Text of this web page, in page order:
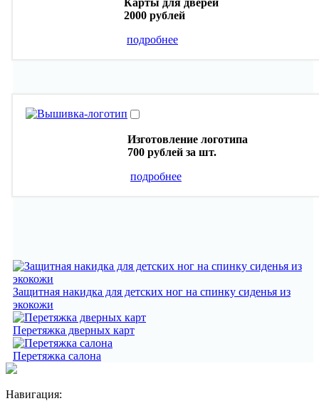
Карты для дверей
2000 рублей
подробнее
Изготовление логотипа
700 рублей за шт.
подробнее
Защитная накидка для детских ног на спинку сиденья из
экокожи
Перетяжка дверных карт
Перетяжка салона
Навигация: